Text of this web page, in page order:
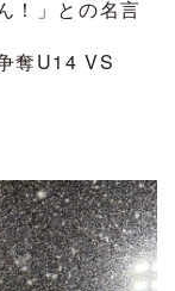
！」との名言
奪U14 VS